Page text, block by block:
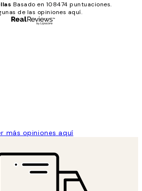
Basado en 108474 puntuaciones.
de las opiniones aquí.
más opiniones aquí